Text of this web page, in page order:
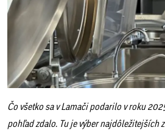
Čo všetko sa v Lamači podarilo v roku
pohľad zdalo. Tu je výber najdôležitejších